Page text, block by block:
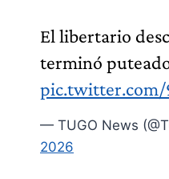
El libertario
terminó
pic.twitter.com/
— TUGO News
2026